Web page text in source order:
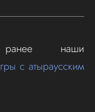
наши
с атыраусским